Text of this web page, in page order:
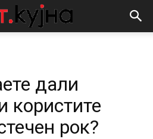
дали
користите
рок?